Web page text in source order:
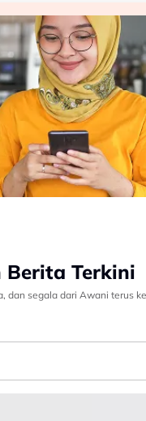
Terkini
dan segala dari Awani terus